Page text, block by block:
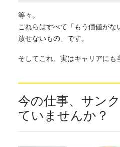
等々。
これらはすべて「もう価値が
放せないもの」です。
そしてこれ、実はキャリアにも
今の仕事、サン
ていませんか？